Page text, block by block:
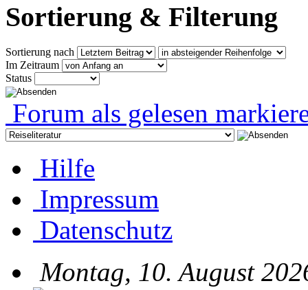
Sortierung & Filterung
Sortierung nach
Im Zeitraum
Status
Forum als gelesen
Hilfe
Impressum
Datenschutz
Montag, 10. August